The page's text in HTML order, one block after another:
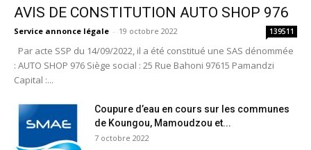
AVIS DE CONSTITUTION AUTO SHOP 976
Service annonce légale - 19 octobre 2022 139511
Par acte SSP du 14/09/2022, il a été constitué une SAS dénommée
: AUTO SHOP 976 Siège social : 25 Rue Bahoni 97615 Pamandzi
Capital :...
Coupure d’eau en cours sur les communes
de Koungou, Mamoudzou et...
7 octobre 2022